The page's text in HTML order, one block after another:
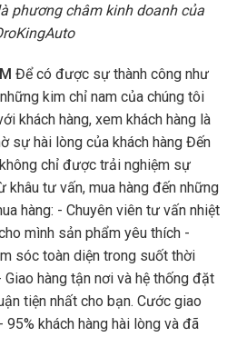
phương châm kinh doanh của
Để có được sự thành công như
kim chỉ nam của chúng tôi
khách hàng, xem khách hàng là
sự hài lòng của khách hàng Đến
chỉ được trải nghiệm sự
khâu tư vấn, mua hàng đến những
hàng: - Chuyên viên tư vấn nhiệt
mình sản phẩm yêu thích -
sóc toàn diện trong suốt thời
hàng tận nơi và hệ thống đặt
tiện nhất cho bạn. Cước giao
95% khách hàng hài lòng và đã